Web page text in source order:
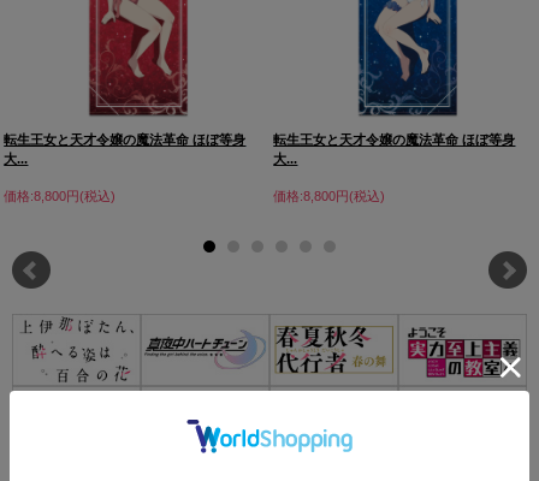
転生王女と天才令嬢の魔法革命 ほぼ等身
大...
価格:8,800円(税込)
転生王女と天才令嬢の魔法革命 ほぼ等身
大...
価格:8,800円(税込)